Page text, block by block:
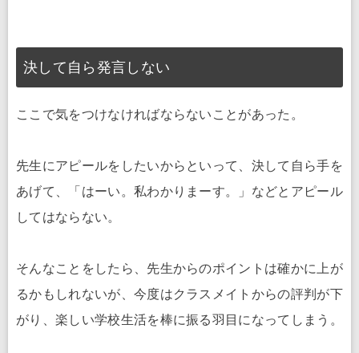
決して自ら発言しない
ここで気をつけなければならないことがあった。
先生にアピールをしたいからといって、決して自ら手を
あげて、「はーい。私わかりまーす。」などとアピール
してはならない。
そんなことをしたら、先生からのポイントは確かに上が
るかもしれないが、今度はクラスメイトからの評判が下
がり、楽しい学校生活を棒に振る羽目になってしまう。